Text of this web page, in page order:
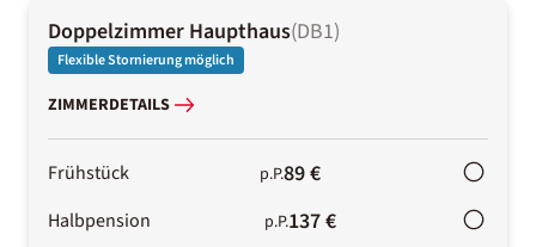
Doppelzimmer Haupthaus(DB1)
Flexible Stornierung möglich
ZIMMERDETAILS
Frühstück p.P.89 €
Halbpension p.P.137 €